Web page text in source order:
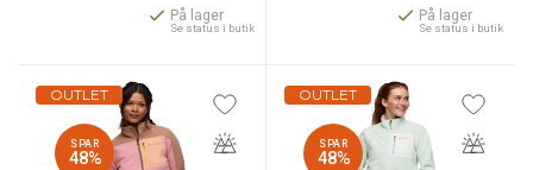
På lager
Se status i butik
På lager
Se status i butik
OUTLET
SPAR
48%
OUTLET
SPAR
48%